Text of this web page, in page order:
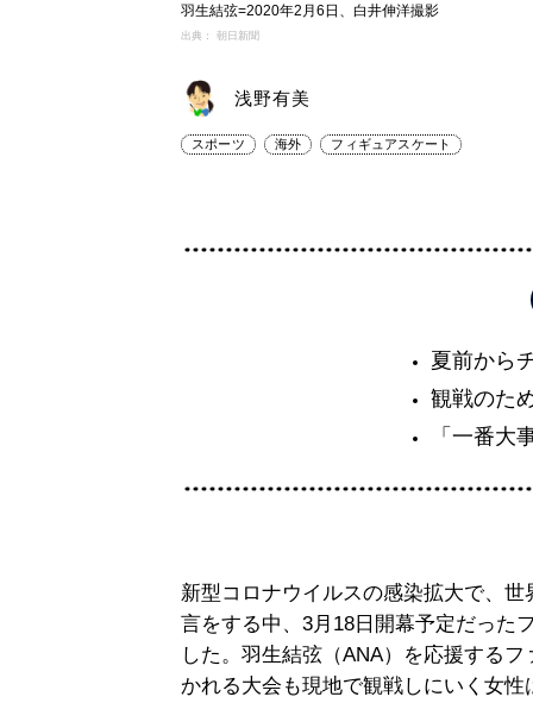
羽生結弦=2020年2月6日、白井伸洋撮影
出典： 朝日新聞
浅野有美
スポーツ 海外 フィギュアスケート
夏前から
観戦のた
「一番
新型コロナウイルスの感染拡大で、
言をする中、3月18日開幕予定だった
した。羽生結弦（ANA）を応援する
かれる大会も現地で観戦しにいく女